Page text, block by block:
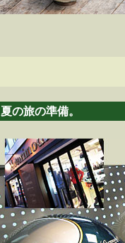
夏の旅の準備。